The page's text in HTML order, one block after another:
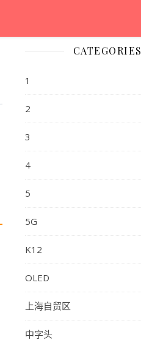
CATEGORIES
1
2
3
4
5
5G
K12
OLED
上海自贸区
中字头